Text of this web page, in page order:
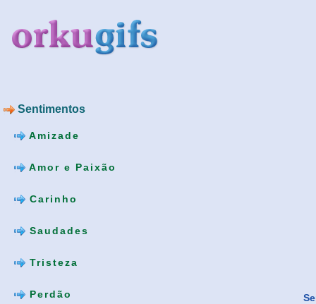
Sentimentos
Amizade
Amor e Paixão
Carinho
Saudades
Tristeza
Perdão